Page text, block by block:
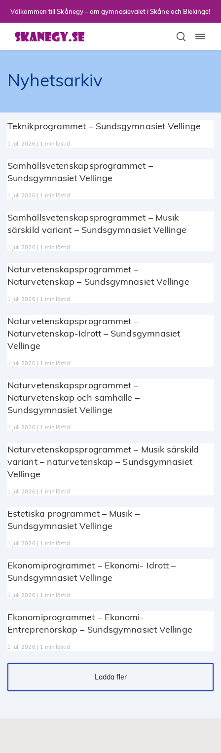
Välkommen till Skånegy – om gymnasievalet i Skåne och Blekinge!
Nyhetsarkiv
Teknikprogrammet – Sundsgymnasiet Vellinge
1 juli 2026 | 1 min lästid
Samhällsvetenskapsprogrammet –
Sundsgymnasiet Vellinge
1 juli 2026 | 1 min lästid
Samhällsvetenskapsprogrammet – Musik
särskild variant – Sundsgymnasiet Vellinge
1 juli 2026 | 1 min lästid
Naturvetenskapsprogrammet –
Naturvetenskap – Sundsgymnasiet Vellinge
1 juli 2026 | 1 min lästid
Naturvetenskapsprogrammet –
Naturvetenskap-Idrott – Sundsgymnasiet
Vellinge
1 juli 2026 | 1 min lästid
Naturvetenskapsprogrammet –
Naturvetenskap och samhälle –
Sundsgymnasiet Vellinge
1 juli 2026 | 1 min lästid
Naturvetenskapsprogrammet – Musik särskild
variant – naturvetenskap – Sundsgymnasiet
Vellinge
1 juli 2026 | 1 min lästid
Estetiska programmet – Musik –
Sundsgymnasiet Vellinge
1 juli 2026 | 1 min lästid
Ekonomiprogrammet – Ekonomi- Idrott –
Sundsgymnasiet Vellinge
1 juli 2026 | 1 min lästid
Ekonomiprogrammet – Ekonomi-
Entreprenörskap – Sundsgymnasiet Vellinge
1 juli 2026 | 1 min lästid
Ladda fler